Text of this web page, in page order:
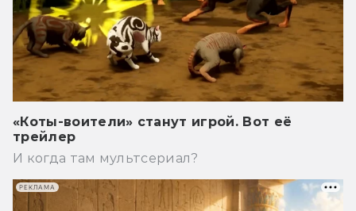
«Коты-воители» станут игрой. Вот её
трейлер
И когда там мультсериал?
РЕКЛАМА